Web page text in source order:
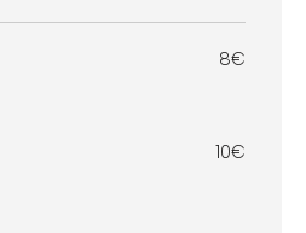
8€
10€